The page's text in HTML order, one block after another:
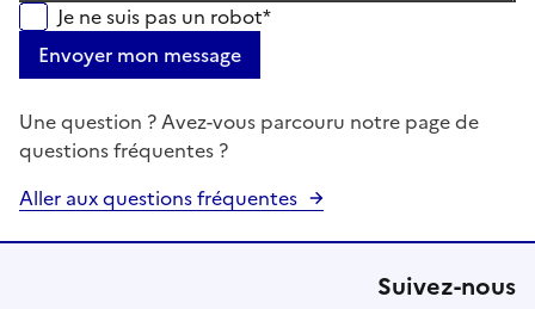
Je ne suis pas un robot*
Envoyer mon message
Une question ? Avez-vous parcouru notre page de
questions fréquentes ?
Aller aux questions fréquentes
Suivez-nous